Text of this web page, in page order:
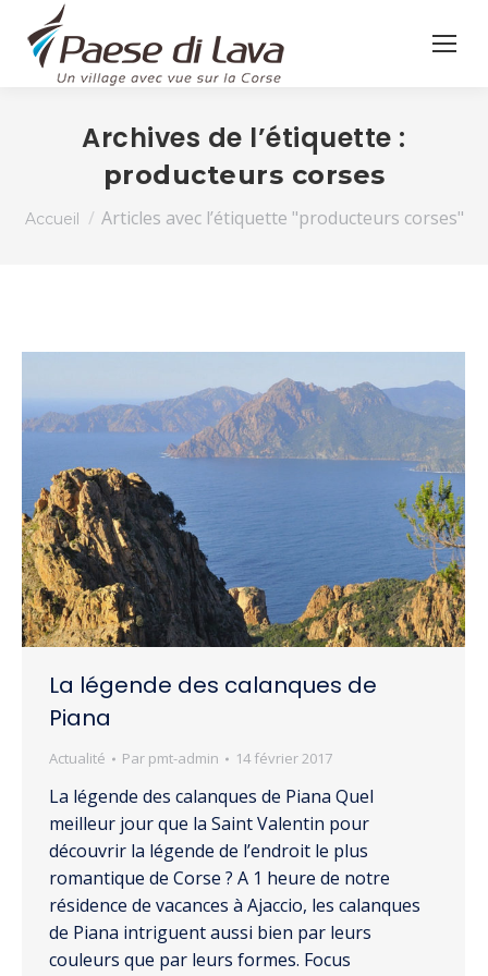
Archives de l’étiquette :
producteurs corses
Vous êtes ici :
Accueil Articles avec l’étiquette "producteurs corses"
La légende des calanques de
Piana
Actualité Par pmt-admin 14 février 2017
La légende des calanques de Piana Quel
meilleur jour que la Saint Valentin pour
découvrir la légende de l’endroit le plus
romantique de Corse ? A 1 heure de notre
résidence de vacances à Ajaccio, les calanques
de Piana intriguent aussi bien par leurs
couleurs que par leurs formes. Focus